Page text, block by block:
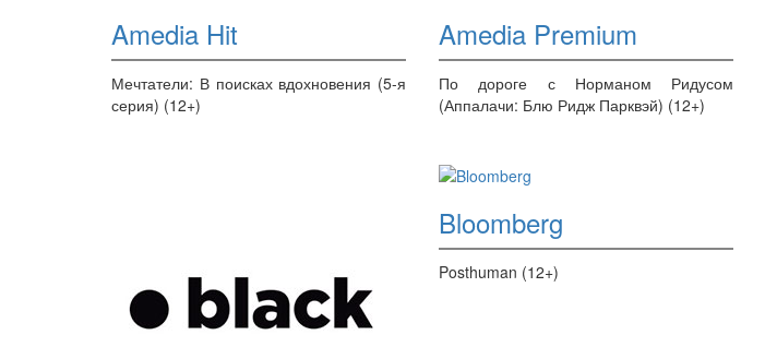
Amedia Hit
Мечтатели: В поисках вдохновения (5-я
серия) (12+)
Amedia Premium
По дороге с Норманом Ридусом
(Аппалачи: Блю Ридж Парквэй) (12+)
Bloomberg
Posthuman (12+)